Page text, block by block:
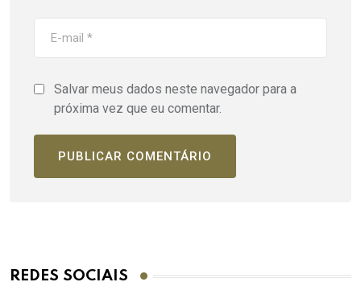
Salvar meus dados neste navegador para a
próxima vez que eu comentar.
REDES SOCIAIS